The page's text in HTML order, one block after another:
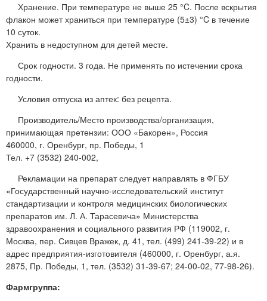
Хранение. При температуре не выше 25 °C. После вскрытия
флакон может храниться при температуре (5±3) °C в течение
10 суток.
Хранить в недоступном для детей месте.
Срок годности. 3 года. Не применять по истечении срока
годности.
Условия отпуска из аптек: без рецепта.
Производитель/Место производства/организация,
принимающая претензии: ООО «Бакорен», Россия
460000, г. Оренбург, пр. Победы, 1
Тел. +7 (3532) 240-002,
Рекламации на препарат следует направлять в ФГБУ
«Государственный научно-исследовательский институт
стандартизации и контроля медицинских биологических
препаратов им. Л. А. Тарасевича» Министерства
здравоохранения и социального развития РФ (119002, г.
Москва, пер. Сивцев Вражек, д. 41, тел. (499) 241-39-22) и в
адрес предприятия-изготовителя (460000, г. Оренбург, а.я.
2875, Пр. Победы, 1, тел. (3532) 31-39-67; 24-00-02, 77-98-26).
Фармгруппа: